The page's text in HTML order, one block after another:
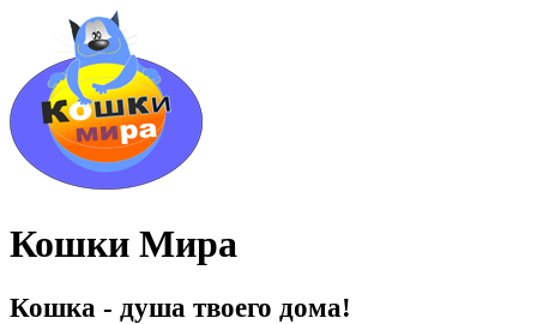
Кошки Мира
Кошка - душа твоего дома!